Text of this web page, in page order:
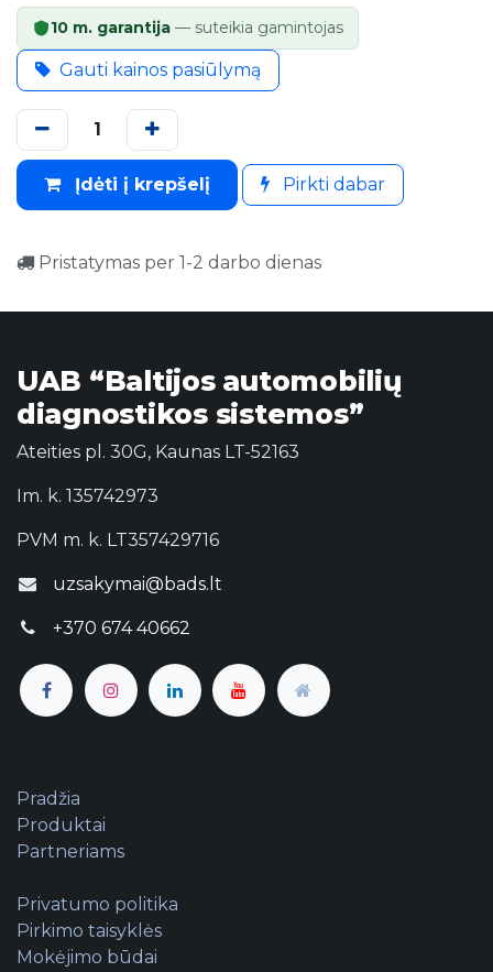
10 m. garantija — suteikia gamintojas
Gauti kainos pasiūlymą
Įdėti į krepšelį Pirkti dabar
Pristatymas per 1-2 darbo dienas
UAB “Baltijos automobilių
diagnostikos sistemos”
Ateities pl. 30G, Kaunas LT-52163
Im. k. 135742973
PVM m. k. LT357429716
uzsakymai@bads.lt
+370 674 40662
Pradžia
Produktai
Partneriams
Privatumo politika
Pirkimo taisyklės
Mokėjimo būdai